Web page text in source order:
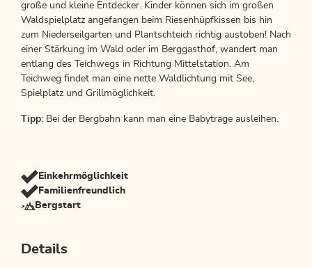
große und kleine Entdecker. Kinder können sich im großen
Waldspielplatz angefangen beim Riesenhüpfkissen bis hin
zum Niederseilgarten und Plantschteich richtig austoben! Nach
einer Stärkung im Wald oder im Berggasthof, wandert man
entlang des Teichwegs in Richtung Mittelstation. Am
Teichweg findet man eine nette Waldlichtung mit See,
Spielplatz und Grillmöglichkeit.
Tipp: Bei der Bergbahn kann man eine Babytrage ausleihen.
Einkehrmöglichkeit
Familienfreundlich
Bergstart
Details